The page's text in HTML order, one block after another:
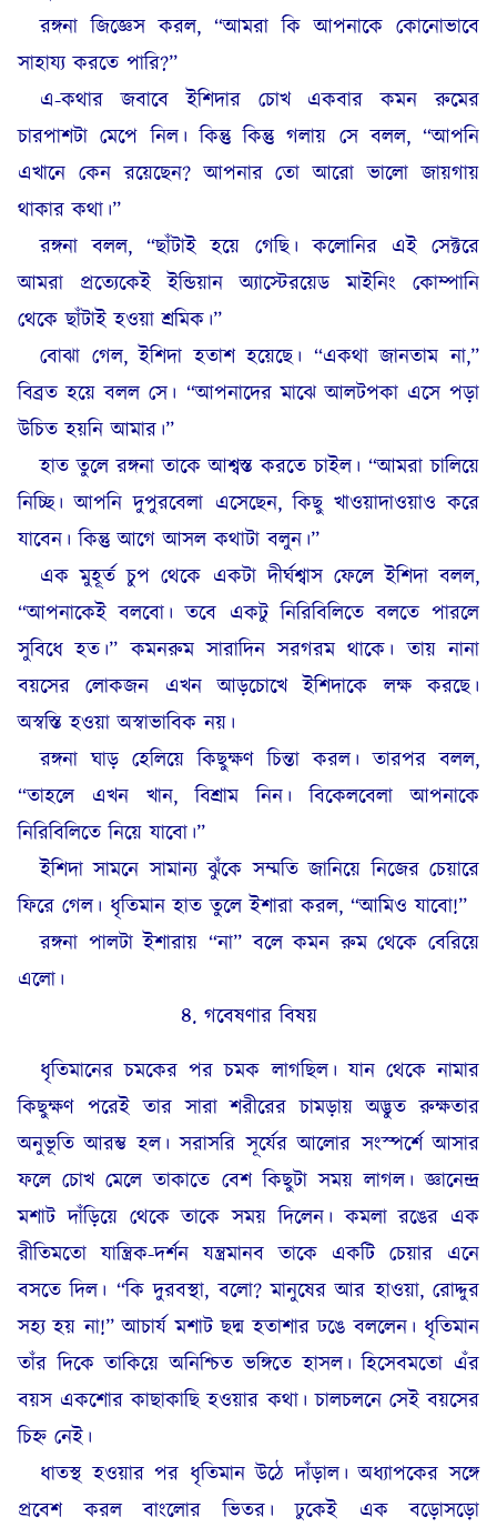
রঙ্গনা জিজ্ঞেস করল, “আমরা কি আপনাকে কোনোভাবে
সাহায্য করতে পারি?”
এ-কথার জবাবে ইশিদার চোখ একবার কমন রুমের
চারপাশটা মেপে নিল। কিন্তু কিন্তু গলায় সে বলল, “আপনি
এখানে কেন রয়েছেন? আপনার তো আরো ভালো জায়গায়
থাকার কথা।”
রঙ্গনা বলল, “ছাঁটাই হয়ে গেছি। কলোনির এই সেক্টরে
আমরা প্রত্যেকেই ইন্ডিয়ান অ্যাস্টেরয়েড মাইনিং কোম্পানি
থেকে ছাঁটাই হওয়া শ্রমিক।”
বোঝা গেল, ইশিদা হতাশ হয়েছে। “একথা জানতাম না,”
বিব্রত হয়ে বলল সে। “আপনাদের মাঝে আলটপকা এসে পড়া
উচিত হয়নি আমার।”
হাত তুলে রঙ্গনা তাকে আশ্বস্ত করতে চাইল। “আমরা চালিয়ে
নিচ্ছি। আপনি দুপুরবেলা এসেছেন, কিছু খাওয়াদাওয়াও করে
যাবেন। কিন্তু আগে আসল কথাটা বলুন।”
এক মুহূর্ত চুপ থেকে একটা দীর্ঘশ্বাস ফেলে ইশিদা বলল,
“আপনাকেই বলবো। তবে একটু নিরিবিলিতে বলতে পারলে
সুবিধে হত।” কমনরুম সারাদিন সরগরম থাকে। তায় নানা
বয়সের লোকজন এখন আড়চোখে ইশিদাকে লক্ষ করছে।
অস্বস্তি হওয়া অস্বাভাবিক নয়।
রঙ্গনা ঘাড় হেলিয়ে কিছুক্ষণ চিন্তা করল। তারপর বলল,
“তাহলে এখন খান, বিশ্ৰাম নিন। বিকেলবেলা আপনাকে
নিরিবিলিতে নিয়ে যাবো।”
ইশিদা সামনে সামান্য ঝুঁকে সম্মতি জানিয়ে নিজের চেয়ারে
ফিরে গেল। ধৃতিমান হাত তুলে ইশারা করল, “আমিও যাবো!”
রঙ্গনা পালটা ইশারায় “না” বলে কমন রুম থেকে বেরিয়ে
এলো।
৪. গবেষণার বিষয়
ধৃতিমানের চমকের পর চমক লাগছিল। যান থেকে নামার
কিছুক্ষণ পরেই তার সারা শরীরের চামড়ায় অদ্ভুত রুক্ষতার
অনুভূতি আরম্ভ হল। সরাসরি সূর্যের আলোর সংস্পর্শে আসার
ফলে চোখ মেলে তাকাতে বেশ কিছুটা সময় লাগল। জ্ঞানেন্দ্র
মশাট দাঁড়িয়ে থেকে তাকে সময় দিলেন। কমলা রঙের এক
রীতিমতো যান্ত্রিক-দর্শন যন্ত্রমানব তাকে একটি চেয়ার এনে
বসতে দিল। “কি দুরবস্থা, বলো? মানুষের আর হাওয়া, রোদ্দুর
সহ্য হয় না!” আচার্য মশাট ছদ্ম হতাশার ঢঙে বললেন। ধৃতিমান
তাঁর দিকে তাকিয়ে অনিশ্চিত ভঙ্গিতে হাসল। হিসেবমতো এঁর
বয়স একশোর কাছাকাছি হওয়ার কথা। চালচলনে সেই বয়সের
চিহ্ন নেই।
ধাতস্থ হওয়ার পর ধৃতিমান উঠে দাঁড়াল। অধ্যাপকের সঙ্গে
প্রবেশ করল বাংলোর ভিতর। ঢুকেই এক বড়োসড়ো